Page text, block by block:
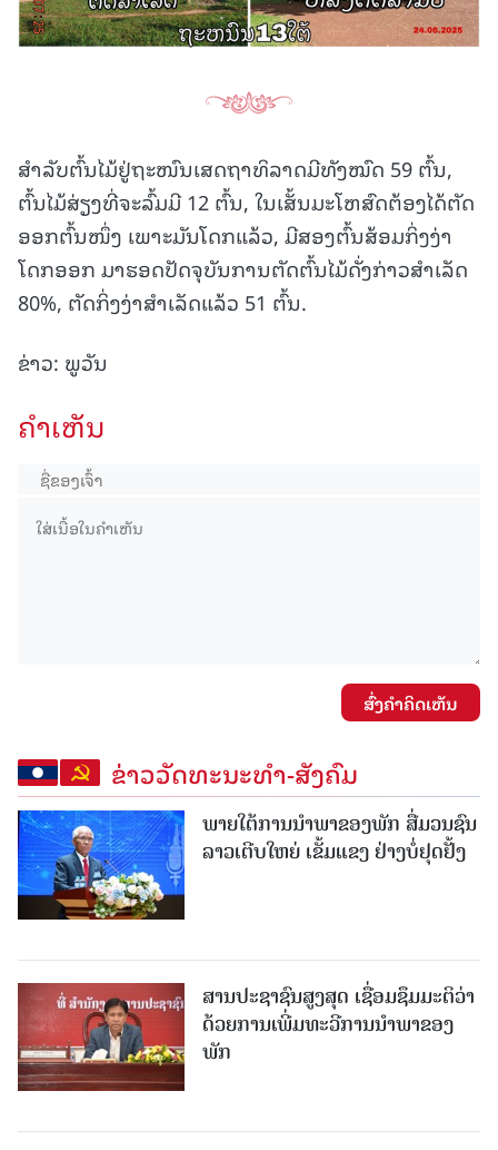
ສຳລັບຕົ້ນໄມ້ຢູ່ຖະໜົນເສດຖາທິລາດມີທັງໝົດ 59 ຕົ້ນ,
ຕົ້ນໄມ້ສ່ຽງທີ່ຈະລົ້ມມີ 12 ຕົ້ນ, ໃນເສັ້ນມະໂຫສົດຕ້ອງໄດ້ຕັດ
ອອກຕົ້ນໜຶ່ງ ເພາະມັນໂດກແລ້ວ, ມີສອງຕົ້ນສ້ອມກິ່ງງ່າ
ໂດກອອກ ມາຮອດປັດຈຸບັນການຕັດຕົ້ນໄມ້ດັ່ງກ່າວສຳເລັດ
80%, ຕັດກິ່ງງ່າສຳເລັດແລ້ວ 51 ຕົ້ນ.
ຂ່າວ: ພູວັນ
ຄໍາເຫັນ
ສົ່ງຄໍາຄິດເຫັນ
ຂ່າວວັດທະນະທຳ-ສັງຄົມ
ພາຍໃຕ້ການນໍາພາຂອງພັກ ສື່ມວນຊົນ
ລາວເຕີບໃຫຍ່ ເຂັ້ມແຂງ ຢ່າງບໍ່ຢຸດຢັ້ງ
ສານປະຊາຊົນສູງສຸດ ເຊື່ອມຊຶມມະຕິວ່າ
ດ້ວຍການເພີ່ມທະວີການນຳພາຂອງ
ພັກ